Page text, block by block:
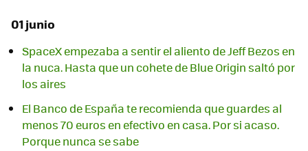
01 junio
SpaceX empezaba a sentir el aliento de Jeff Bezos en
la nuca. Hasta que un cohete de Blue Origin saltó por
los aires
El Banco de España te recomienda que guardes al
menos 70 euros en efectivo en casa. Por si acaso.
Porque nunca se sabe